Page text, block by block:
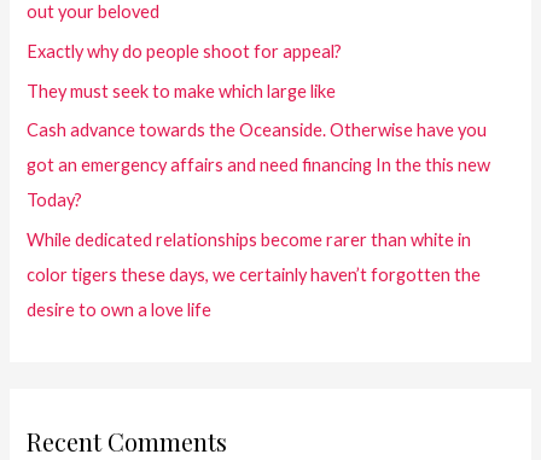
out your beloved
Exactly why do people shoot for appeal?
They must seek to make which large like
Cash advance towards the Oceanside. Otherwise have you
got an emergency affairs and need financing In the this new
Today?
While dedicated relationships become rarer than white in
color tigers these days, we certainly haven’t forgotten the
desire to own a love life
Recent Comments